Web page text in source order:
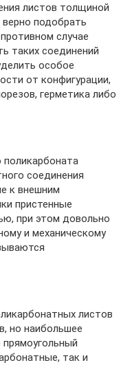
листов толщиной
подобрать
случае
таких соединений
особое
от конфигурации,
герметика либо
поликарбоната
соединения
к внешним
пристенные
при этом довольно
и механическому
листов
но наибольшее
прямоугольный
так и